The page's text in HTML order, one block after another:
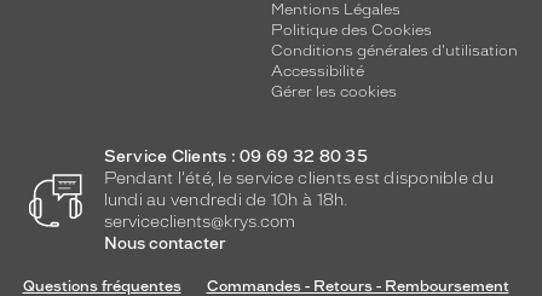
Mentions Légales
Politique des Cookies
Conditions générales d'utilisation
Accessibilité
Gérer les cookies
Service Clients : 09 69 32 80 35
Pendant l'été, le service clients est disponible du
lundi au vendredi de 10h à 18h.
serviceclients@krys.com
Nous contacter
Questions fréquentes
Commandes - Retours - Remboursement